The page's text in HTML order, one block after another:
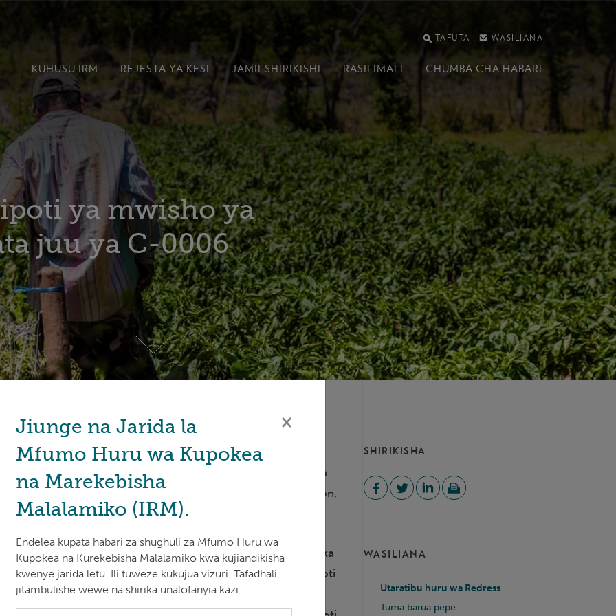
TAFUTA WASILIANA
KUHUSU IRM REJESTA YA KESI JAMII SHIRIKISHI RASILIMALI CHUMBA CHA HABARI
ya mwisho ya
juu ya C-0006
21 Julai 2023- Bodi ya Mfuko wa Hali ya Hewa ya Kijani
juu ya Kesi ya Mfumo wa Kujitegemea wa Kushughulikia
katika mkutano wa thelathini na sita (B.36) huko Incheon,
12 Julai 2023.
aya ya 64 ya Taratibu na Miongozo ya IRM (PGs), "Katika
kutoka siku ambayo Bodi inachukua uamuzi juu ya ripoti
iliyowasilishwa na IRM, nakala ya ripoti ya mwisho ya
SHIRIKISHA
WASILIANA
Utaratibu huru wa Redress
Tuma barua pepe
Jiunge na Jarida la
Mfumo Huru wa Kupokea
na Marekebisha
Malalamiko (IRM).
×
Endelea kupata habari za shughuli za Mfumo Huru wa
Kupokea na Kurekebisha Malalamiko kwa kujiandikisha
kwenye jarida letu. Ili tuweze kukujua vizuri. Tafadhali
jitambulishe wewe na shirika unalofanyia kazi.